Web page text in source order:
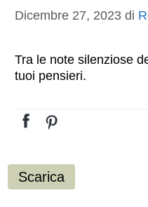
Dicembre 27, 2023 di
Tra le note silenziose
tuoi pensieri.
Scarica